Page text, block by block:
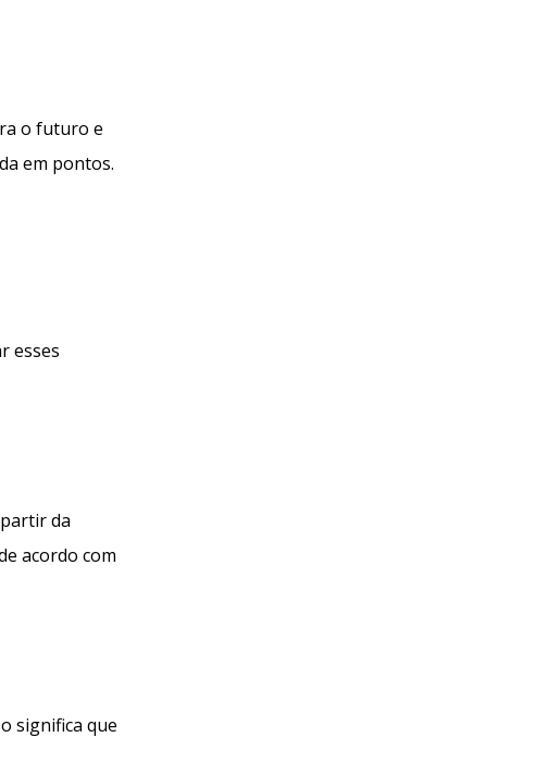
o futuro e
em pontos.
esses
da
acordo com
significa que